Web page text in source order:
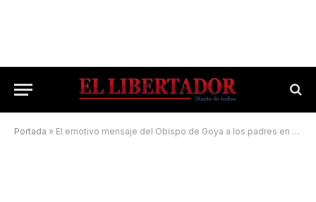
Portada » El emotivo mensaje del Obispo de Goya a los padres en su día